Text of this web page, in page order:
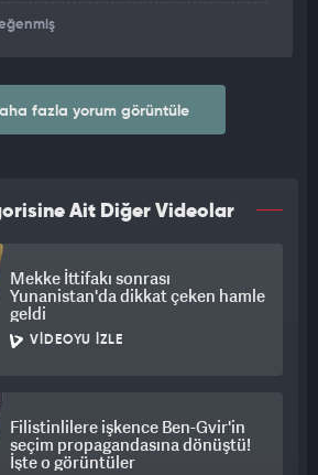
fazla yorum görüntüle
Ait Diğer Videolar
Mekke İttifakı sonrası
Yunanistan'da dikkat çeken hamle
geldi
VIDEOYU İZLE
Filistinlilere işkence Ben-Gvir'in
seçim propagandasına dönüştü!
İşte o görüntüler